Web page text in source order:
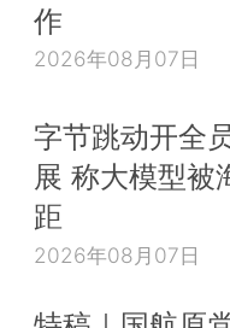
作
2026年08月07日
字节跳动开全
展 称大模型被
距
2026年08月07日